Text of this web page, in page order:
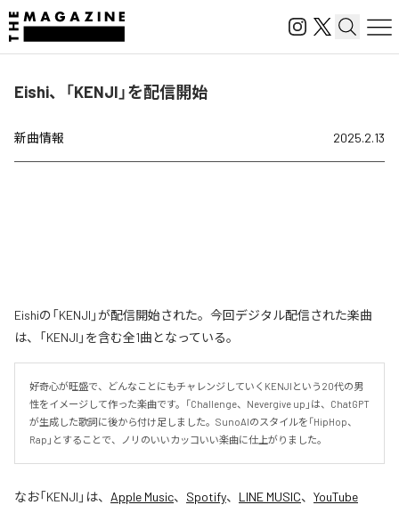
Eishi、「KENJI」を配信開始
新曲情報 2025.2.13
Eishiの「KENJI」が配信開始された。今回デジタル配信された楽曲
は、「KENJI」を含む全1曲となっている。
好奇心が旺盛で、どんなことにもチャレンジしていくKENJIという20代の男
性をイメージして作った楽曲です。「Challenge、Nevergive up」は、ChatGPT
が生成した歌詞に後から付け足しました。SunoAIのスタイルを「HipHop、
Rap」とすることで、ノリのいいカッコいい楽曲に仕上がりました。
なお「KENJI 」は、 Apple Music、 Spotify、 LINE MUSIC、 YouTube